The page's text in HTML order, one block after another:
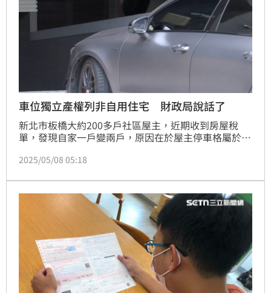
車位獨立產權列非自用住宅 財政局說話了
新北市板橋大約200多戶社區屋主，近期收到房屋稅
單，發現自家一戶變兩戶，原因在於屋主停車格屬於獨
認為不合理找議員陳情；新北市財政局表示，並非單一
2025/05/08 05:18